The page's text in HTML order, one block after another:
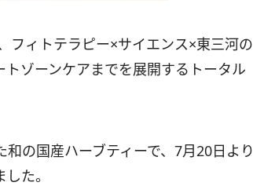
ィトテラピー×サイエンス×東三河の
ゾーンケアまでを展開するトータル
の国産ハーブティーで、7月20日より
た。